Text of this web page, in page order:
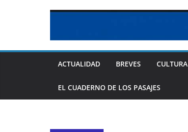
ACTUALIDAD BREVES CULTURA
EL CUADERNO DE LOS PASAJES